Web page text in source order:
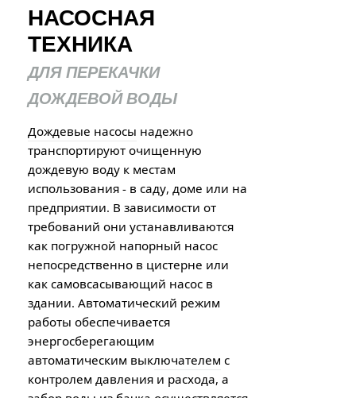
НАСОСНАЯ
ТЕХНИКА
ДЛЯ ПЕРЕКАЧКИ
ДОЖДЕВОЙ ВОДЫ
Дождевые насосы надежно
транспортируют очищенную
дождевую воду к местам
использования - в саду, доме или на
предприятии. В зависимости от
требований они устанавливаются
как погружной напорный насос
непосредственно в цистерне или
как самовсасывающий насос в
здании. Автоматический режим
работы обеспечивается
энергосберегающим
автоматическим выключателем с
контролем давления и расхода, а